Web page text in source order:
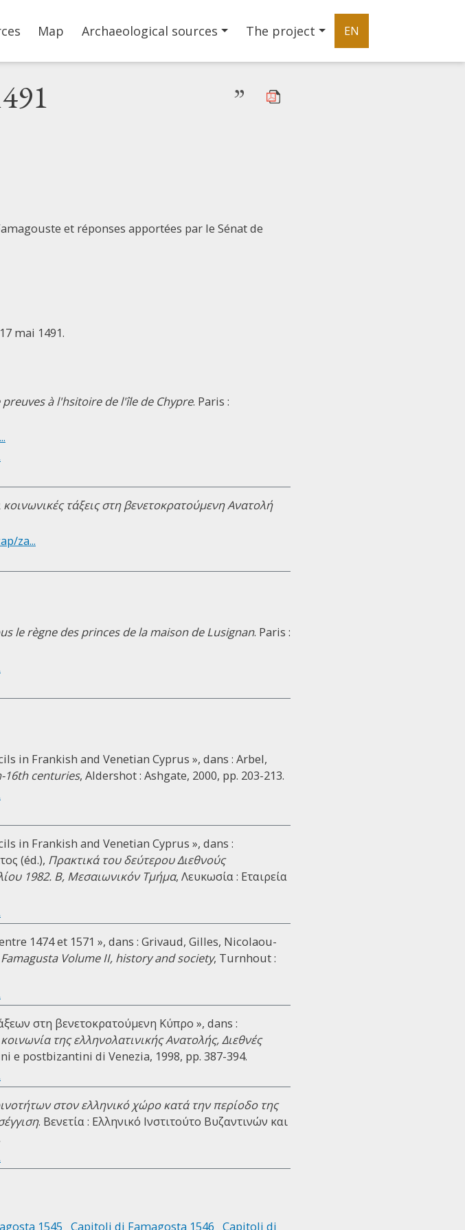
Map Archaeological sources The project EN
”
et réponses apportées par le Sénat de
mai 1491.
à l'hsitoire de l'île de Chypre. Paris :
τάξεις στη βενετοκρατούμενη Ανατολή
za...
le règne des princes de la maison de Lusignan. Paris :
in Frankish and Venetian Cyprus », dans : Arbel,
16th centuries, Aldershot : Ashgate, 2000, pp. 203-213.
in Frankish and Venetian Cyprus », dans :
(éd.), Πρακτικά του δεύτερου Διεθνούς
1982. B, Μεσαιωνικόν Τμήμα, Λευκωσία : Εταιρεία
1474 et 1571 », dans : Grivaud, Gilles, Nicolaou-
Famagusta Volume II, history and society, Turnhout :
στη βενετοκρατούμενη Κύπρο », dans :
της ελληνολατινικής Ανατολής, Διεθνές
postbizantini di Venezia, 1998, pp. 387-394.
στον ελληνικό χώρο κατά την περίοδο της
. Βενετία : Ελληνικό Ινστιτούτο Βυζαντινών και
1545 Capitoli di Famagosta 1546 Capitoli di